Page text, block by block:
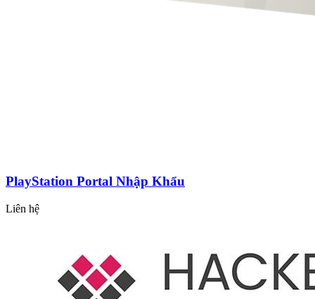
PlayStation Portal Nhập Khẩu
Liên hệ